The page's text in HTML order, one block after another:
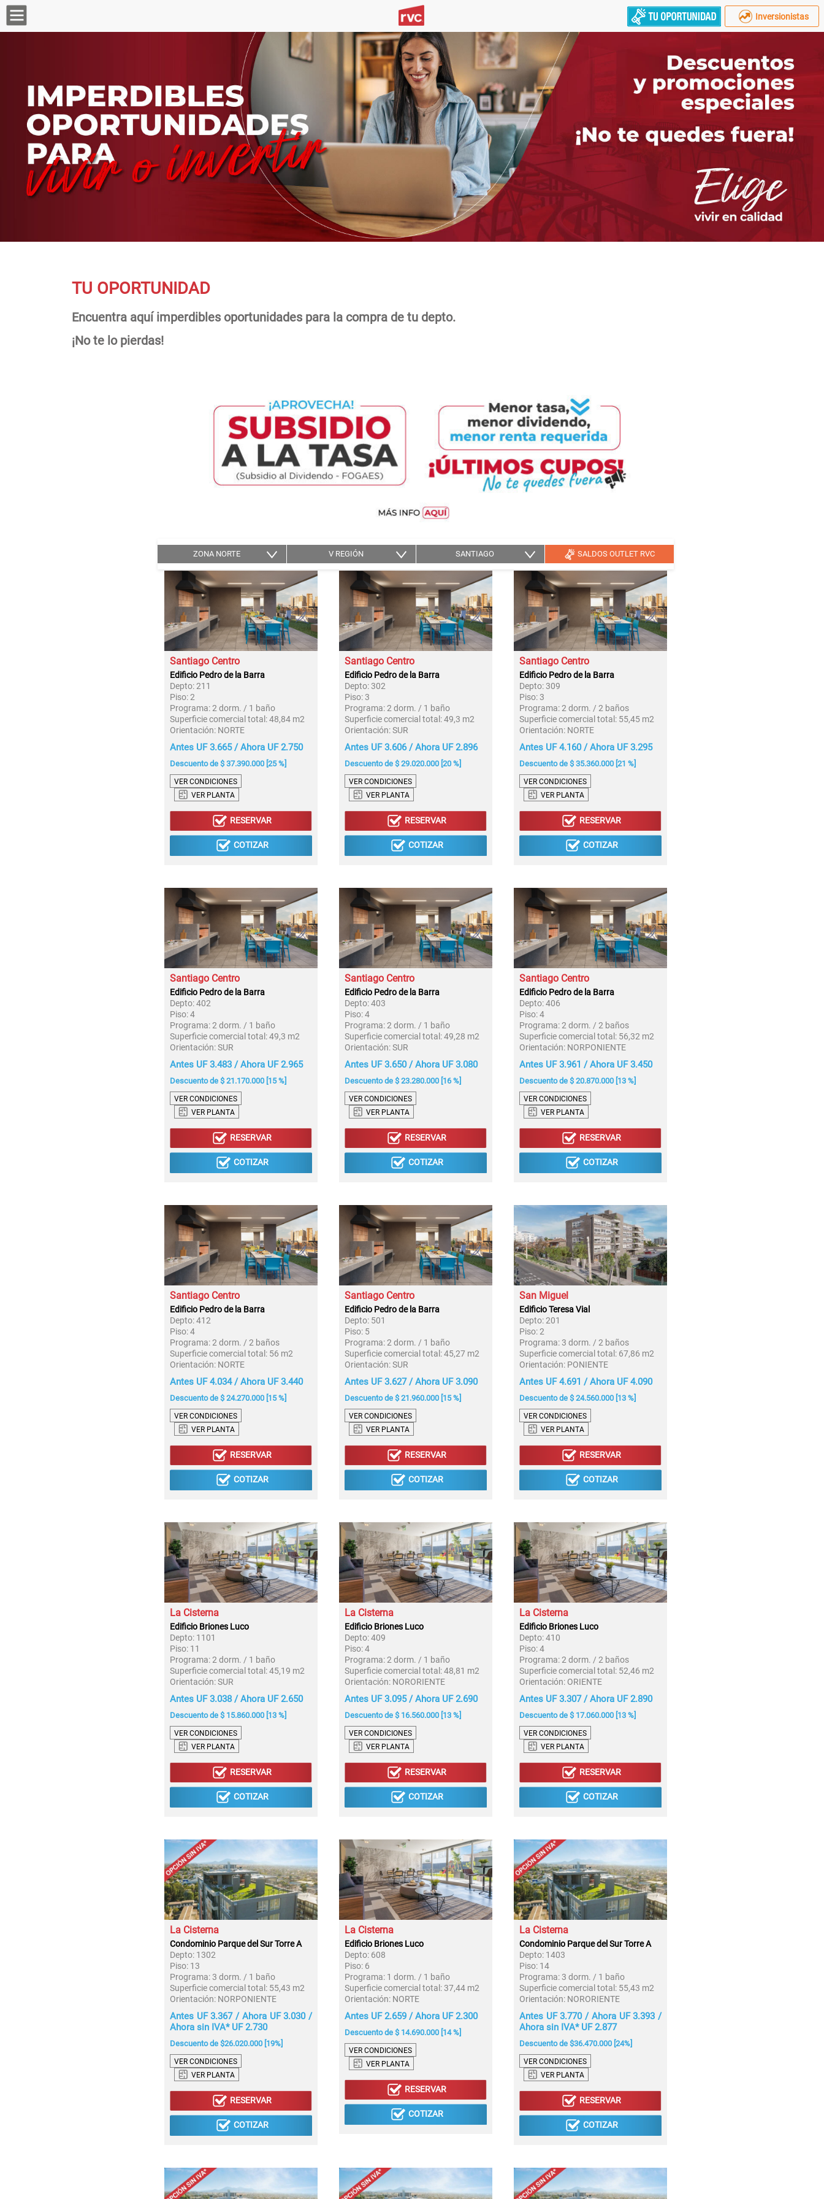
Inversionistas
TU OPORTUNIDAD
Encuentra aquí imperdibles oportunidades para la compra de tu depto.
¡No te lo pierdas!
ZONA NORTE V REGIÓN SANTIAGO SALDOS OUTLET RVC
Santiago Centro
Edificio Pedro de la Barra
Depto:211
Piso:2
Programa:2 dorm. / 1 baño
Superficie comercial total:48,84 m2
Orientación: NORTE
Antes UF 3.665 / Ahora UF 2.750
Descuento de $ 37.390.000 [25 %]
VER CONDICIONES
VER PLANTA
RESERVAR
COTIZAR
Santiago Centro
Edificio Pedro de la Barra
Depto:302
Piso:3
Programa:2 dorm. / 1 baño
Superficie comercial total:49,3 m2
Orientación:SUR
Antes UF 3.606 / Ahora UF 2.896
Descuento de $ 29.020.000 [20 %]
VER CONDICIONES
VER PLANTA
RESERVAR
COTIZAR
Santiago Centro
Edificio Pedro de la Barra
Depto:309
Piso:3
Programa:2 dorm. / 2 baños
Superficie comercial total: 55,45 m2
Orientación: NORTE
Antes UF 4.160 / Ahora UF 3.295
Descuento de $ 35.360.000 [21 %]
VER CONDICIONES
VER PLANTA
RESERVAR
COTIZAR
Santiago Centro
Edificio Pedro de la Barra
Depto:402
Piso:4
Programa:2 dorm. / 1 baño
Superficie comercial total:49,3 m2
Orientación:SUR
Antes UF 3.483 / Ahora UF 2.965
Descuento de $ 21.170.000 [15 %]
VER CONDICIONES
VER PLANTA
RESERVAR
COTIZAR
Santiago Centro
Edificio Pedro de la Barra
Depto:403
Piso:4
Programa:2 dorm. / 1 baño
Superficie comercial total:49,28 m2
Orientación:SUR
Antes UF 3.650 / Ahora UF 3.080
Descuento de $ 23.280.000 [16 %]
VER CONDICIONES
VER PLANTA
RESERVAR
COTIZAR
Santiago Centro
Edificio Pedro de la Barra
Depto:406
Piso:4
Programa:2 dorm. / 2 baños
Superficie comercial total: 56,32 m2
Orientación: NORPONIENTE
Antes UF 3.961 / Ahora UF 3.450
Descuento de $ 20.870.000 [13 %]
VER CONDICIONES
VER PLANTA
RESERVAR
COTIZAR
Santiago Centro
Edificio Pedro de la Barra
Depto:412
Piso:4
Programa:2 dorm. / 2 baños
Superficie comercial total: 56 m2
Orientación: NORTE
Antes UF 4.034 / Ahora UF 3.440
Descuento de $ 24.270.000 [15 %]
VER CONDICIONES
VER PLANTA
RESERVAR
COTIZAR
Santiago Centro
Edificio Pedro de la Barra
Depto: 501
Piso: 5
Programa:2 dorm. / 1 baño
Superficie comercial total:45,27 m2
Orientación:SUR
Antes UF 3.627 / Ahora UF 3.090
Descuento de $ 21.960.000 [15 %]
VER CONDICIONES
VER PLANTA
RESERVAR
COTIZAR
San Miguel
Edificio Teresa Vial
Depto:201
Piso:2
Programa:3 dorm. / 2 baños
Superficie comercial total: 67,86 m2
Orientación: PONIENTE
Antes UF 4.691 / Ahora UF 4.090
Descuento de $ 24.560.000 [13 %]
VER CONDICIONES
VER PLANTA
RESERVAR
COTIZAR
La Cisterna
Edificio Briones Luco
Depto: 1101
Piso: 11
Programa:2 dorm. / 1 baño
Superficie comercial total:45,19 m2
Orientación:SUR
Antes UF 3.038 / Ahora UF 2.650
Descuento de $ 15.860.000 [13 %]
VER CONDICIONES
VER PLANTA
RESERVAR
COTIZAR
La Cisterna
Edificio Briones Luco
Depto:409
Piso:4
Programa:2 dorm. / 1 baño
Superficie comercial total:48,81 m2
Orientación: NORORIENTE
Antes UF 3.095 / Ahora UF 2.690
Descuento de $ 16.560.000 [13 %]
VER CONDICIONES
VER PLANTA
RESERVAR
COTIZAR
La Cisterna
Edificio Briones Luco
Depto:410
Piso:4
Programa:2 dorm. / 2 baños
Superficie comercial total: 52,46 m2
Orientación: ORIENTE
Antes UF 3.307 / Ahora UF 2.890
Descuento de $ 17.060.000 [13 %]
VER CONDICIONES
VER PLANTA
RESERVAR
COTIZAR
La Cisterna
Condominio Parque del Sur Torre A
Depto: 1302
Piso: 13
Programa:3 dorm. / 1 baño
Superficie comercial total: 55,43 m2
Orientación: NORPONIENTE
Antes UF 3.367 / Ahora UF 3.030 /
Ahora sin IVA* UF 2.730
Descuento de $26.020.000 [19%]
VER CONDICIONES
VER PLANTA
RESERVAR
COTIZAR
La Cisterna
Edificio Briones Luco
Depto: 608
Piso: 6
Programa: 1 dorm. / 1 baño
Superficie comercial total:37,44 m2
Orientación: NORTE
Antes UF 2.659 / Ahora UF 2.300
Descuento de $ 14.690.000 [14 %]
VER CONDICIONES
VER PLANTA
RESERVAR
COTIZAR
La Cisterna
Condominio Parque del Sur Torre A
Depto: 1403
Piso: 14
Programa:3 dorm. / 1 baño
Superficie comercial total: 55,43 m2
Orientación: NORORIENTE
Antes UF 3.770 / Ahora UF 3.393 /
Ahora sin IVA* UF 2.877
Descuento de $36.470.000 [24%]
VER CONDICIONES
VER PLANTA
RESERVAR
COTIZAR